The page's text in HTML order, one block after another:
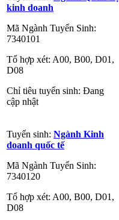
kinh doanh
Mã Ngành Tuyển Sinh:
7340101
Tổ hợp xét: A00, B00, D01,
D08
Chỉ tiêu tuyển sinh: Đang
cập nhật
Tuyển sinh: Ngành Kinh
doanh quốc tế
Mã Ngành Tuyển Sinh:
7340120
Tổ hợp xét: A00, B00, D01,
D08